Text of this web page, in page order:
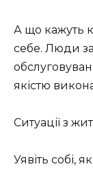
А що кажуть
себе. Люди
якістю
Ситуації з
Уявіть собі,